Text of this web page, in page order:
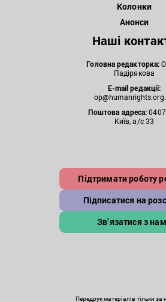
Колонки
Анонси
Наші
Головна редакторка:
Падірякова
E-mail редакції:
Поштова адреса:
Київ, а/с 33
Підтримати роботу
Підписатися на
Зв’язатися з
Передрук матеріалів тільки за